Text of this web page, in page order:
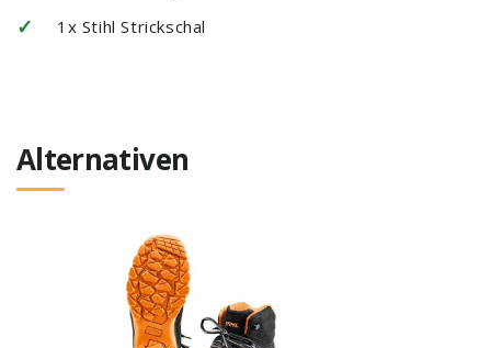
✓ 1x Stihl Strickschal
Alternativen